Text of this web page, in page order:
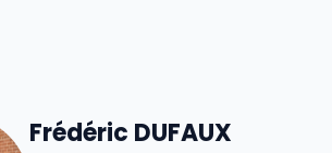
Frédéric DUFAUX